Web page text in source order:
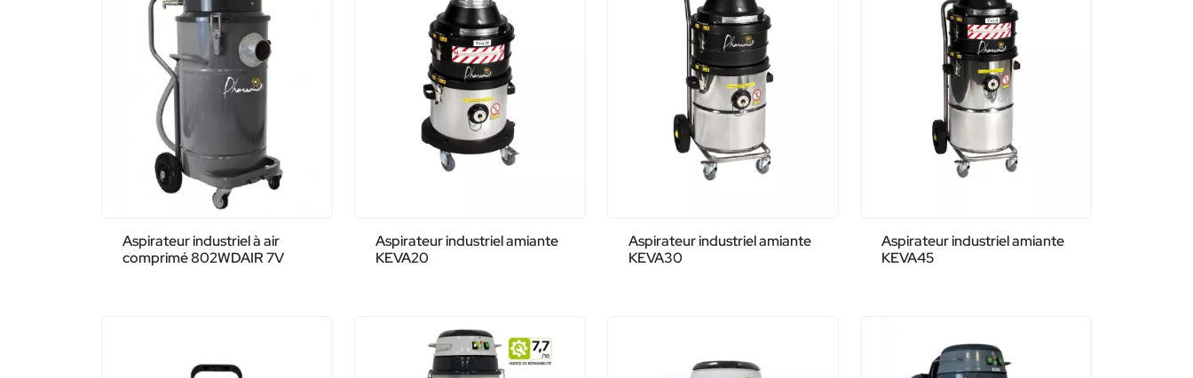
Aspirateur industriel à air
comprimé 802WDAIR 7V
Aspirateur industriel amiante
KEVA20
Aspirateur industriel amiante
KEVA30
Aspirateur industriel amiante
KEVA45